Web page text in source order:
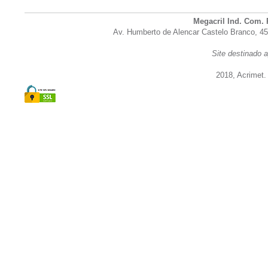
Megacril Ind.
Av. Humberto de Alencar Castelo Branco,
Site destinado
2018,